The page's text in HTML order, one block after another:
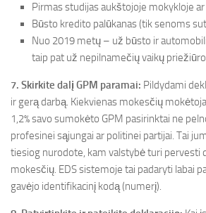
Pirmas studijas aukštojoje mokykloje
Būsto kredito palūkanas (tik senoms
Nuo 2019 metų – už būsto ir
taip pat už nepilnamečių vaikų
7. Skirkite dalį GPM paramai: Pildydami
ir gerą darbą. Kiekvienas mokesčių
1,2% savo sumokėto GPM pasirinktai ne
profesinei sąjungai ar politinei partijai. Tai
tiesiog nurodote, kam valstybė turi pervesti
mokesčių. EDS sistemoje tai padaryti labai
gavėjo identifikacinį kodą (numerį).